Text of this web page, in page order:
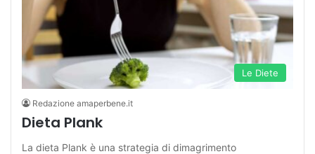
Le Diete
Redazione amaperbene.it
Dieta Plank
La dieta Plank è una strategia di dimagrimento